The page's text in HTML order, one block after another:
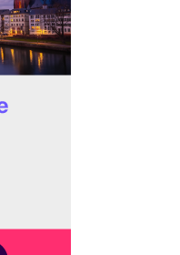
poco más flexible